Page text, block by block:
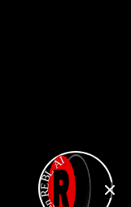
Open REBL AI